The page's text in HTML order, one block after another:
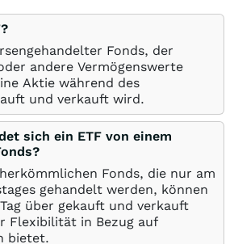
Fonds, der
andere Vermögenswerte
Aktie während des
und verkauft wird.
sich ein ETF von einem
Fonds, die nur am
gehandelt werden, können
über gekauft und verkauft
Flexibilität in Bezug auf
bietet.